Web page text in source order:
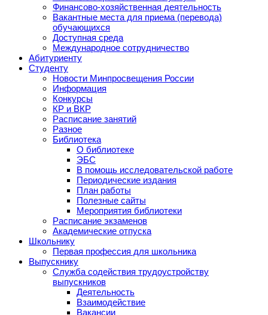
Финансово-хозяйственная деятельность
Вакантные места для приема (перевода)
обучающихся
Доступная среда
Международное сотрудничество
Абитуриенту
Студенту
Новости Минпросвещения России
Информация
Конкурсы
КР и ВКР
Расписание занятий
Разное
Библиотека
О библиотеке
ЭБС
В помощь исследовательской работе
Периодические издания
План работы
Полезные сайты
Мероприятия библиотеки
Расписание экзаменов
Академические отпуска
Школьнику
Первая профессия для школьника
Выпускнику
Служба содействия трудоустройству
выпускников
Деятельность
Взаимодействие
Вакансии